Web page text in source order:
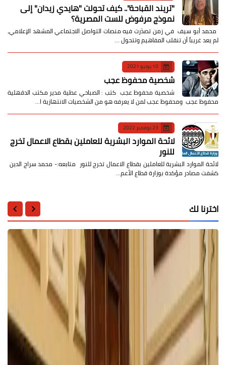
​"تريند القباحة".. كيف تحولت "هايدي زيدان" إلى
نموذج مرفوض للست المصرية؟
​ محمد أبو سيف ​في زمن تصدّرت فيه منصات التواصل الاجتماعي المشهد الإعلامي،
لم يعد غريباً أن تنقلب المفاهيم وتتحول …
10 يونيو 2021
شخصية محفوظ عجب
شخصية محفوظ عجب كتب : الصباحي عطية مدير مكتب الدقهلية
محفوظ عجب ومحفوظ عجب لمن لا يعرفه هو من الشخصيات الانتهازية ا…
23 نوفمبر 2022
لائحة الموارد البشرية للعاملين بقطاع الاعمال تخرج
للنور
لائحة الموارد البشرية للعاملين بقطاع الاعمال تخرج للنور متابعه:- محمد سراج الدين
كشفت مصادر مؤكدة بوزارة قطاع الأعم…
اخترنا لك